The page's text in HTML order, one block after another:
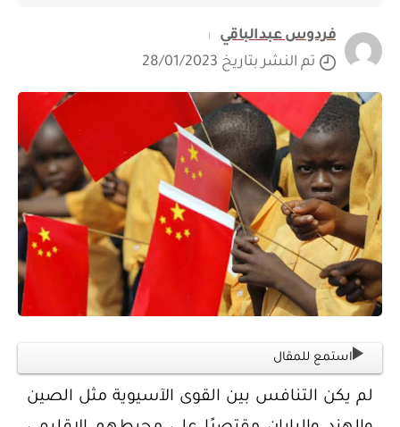
فردوس عبدالباقي
تم النشر بتاريخ 28/01/2023
استمع للمقال
لم يكن التنافس بين القوى الآسيوية مثل الصين